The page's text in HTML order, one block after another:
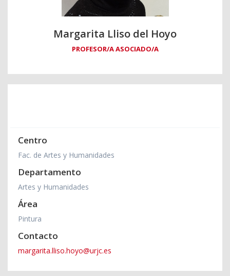
Margarita Lliso del Hoyo
PROFESOR/A ASOCIADO/A
Centro
Fac. de Artes y Humanidades
Departamento
Artes y Humanidades
Área
Pintura
Contacto
margarita.lliso.hoyo@urjc.es